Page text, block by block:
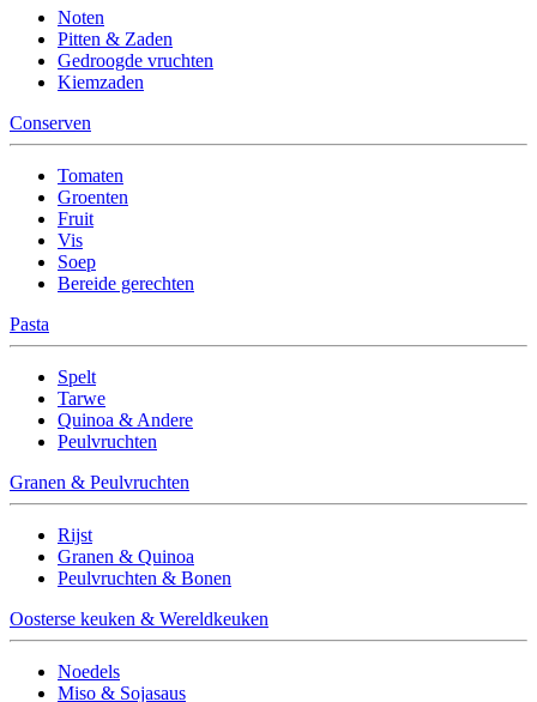
Noten
Pitten & Zaden
Gedroogde vruchten
Kiemzaden
Conserven
Tomaten
Groenten
Fruit
Vis
Soep
Bereide gerechten
Pasta
Spelt
Tarwe
Quinoa & Andere
Peulvruchten
Granen & Peulvruchten
Rijst
Granen & Quinoa
Peulvruchten & Bonen
Oosterse keuken & Wereldkeuken
Noedels
Miso & Sojasaus